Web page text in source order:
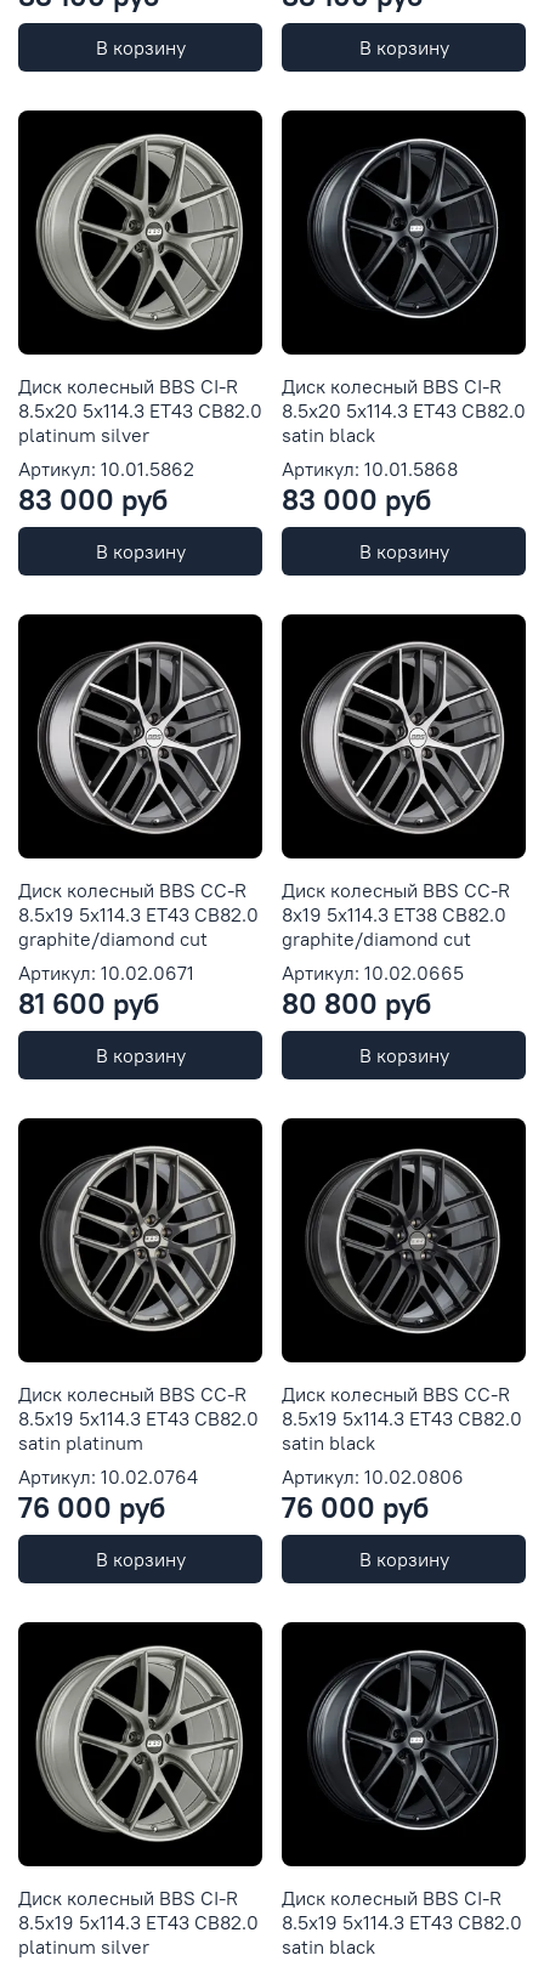
В корзину В корзину
Диск колесный BBS CI-R
8.5x20 5x114.3 ET43 CB82.0
platinum silver
Артикул: 10.01.5862
83 000 руб
В корзину
Диск колесный BBS CI-R
8.5x20 5x114.3 ET43 CB82.0
satin black
Артикул: 10.01.5868
83 000 руб
В корзину
Диск колесный BBS CC-R
8.5x19 5x114.3 ET43 CB82.0
graphite/diamond cut
Артикул: 10.02.0671
81 600 руб
В корзину
Диск колесный BBS CC-R
8x19 5x114.3 ET38 CB82.0
graphite/diamond cut
Артикул: 10.02.0665
80 800 руб
В корзину
Диск колесный BBS CC-R
8.5x19 5x114.3 ET43 CB82.0
satin platinum
Артикул: 10.02.0764
76 000 руб
В корзину
Диск колесный BBS CC-R
8.5x19 5x114.3 ET43 CB82.0
satin black
Артикул: 10.02.0806
76 000 руб
В корзину
Диск колесный BBS CI-R
8.5x19 5x114.3 ET43 CB82.0
platinum silver
Диск колесный BBS CI-R
8.5x19 5x114.3 ET43 CB82.0
satin black